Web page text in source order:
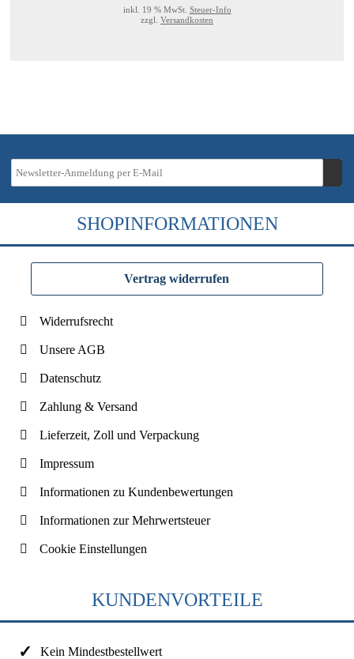
inkl. 19 % MwSt. Steuer-Info
zzgl. Versandkosten
SHOPINFORMATIONEN
Vertrag widerrufen
Widerrufsrecht
Unsere AGB
Datenschutz
Zahlung & Versand
Lieferzeit, Zoll und Verpackung
Impressum
Informationen zu Kundenbewertungen
Informationen zur Mehrwertsteuer
Cookie Einstellungen
KUNDENVORTEILE
Kein Mindestbestellwert